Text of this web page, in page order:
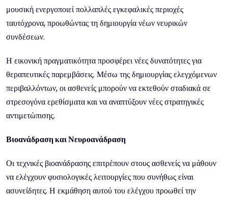
μουσική ενεργοποιεί πολλαπλές εγκεφαλικές περιοχές
ταυτόχρονα, προωθώντας τη δημιουργία νέων νευρικών
συνδέσεων.
Η εικονική πραγματικότητα προσφέρει νέες δυνατότητες για
θεραπευτικές παρεμβάσεις. Μέσω της δημιουργίας ελεγχόμενων
περιβαλλόντων, οι ασθενείς μπορούν να εκτεθούν σταδιακά σε
στρεσογόνα ερεθίσματα και να αναπτύξουν νέες στρατηγικές
αντιμετώπισης.
Βιοανάδραση και Νευροανάδραση
Οι τεχνικές βιοανάδρασης επιτρέπουν στους ασθενείς να μάθουν
να ελέγχουν φυσιολογικές λειτουργίες που συνήθως είναι
ασυνείδητες. Η εκμάθηση αυτού του ελέγχου προωθεί την